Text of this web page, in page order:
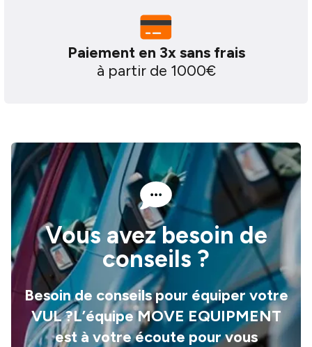
Paiement en 3x sans frais
à partir de 1000€
Vous avez besoin de
conseils ?
Besoin de conseils pour équiper votre
VUL ?L’équipe MOVE EQUIPMENT
est à votre écoute pour vous